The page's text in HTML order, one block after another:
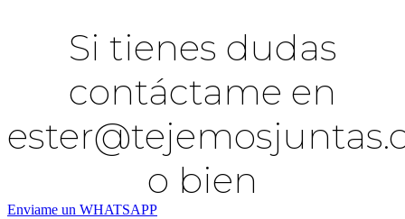
Si tienes dudas
contáctame en
o bien
Enviame un WHATSAPP